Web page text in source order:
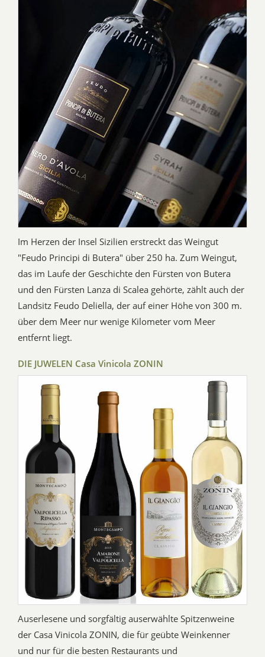
Im Herzen der Insel Sizilien erstreckt das Weingut
"Feudo Principi di Butera" über 250 ha. Zum Weingut,
das im Laufe der Geschichte den Fürsten von Butera
und den Fürsten Lanza di Scalea gehörte, zählt auch der
Landsitz Feudo Deliella, der auf einer Höhe von 300 m.
über dem Meer nur wenige Kilometer vom Meer
entfernt liegt.
DIE JUWELEN Casa Vinicola ZONIN
Auserlesene und sorgfältig auserwählte Spitzenweine
der Casa Vinicola ZONIN, die für geübte Weinkenner
und nur für die besten Restaurants und